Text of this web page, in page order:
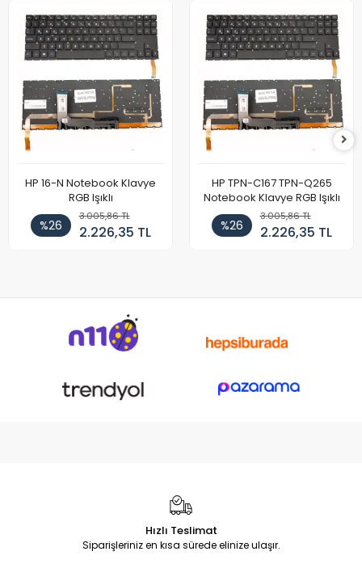
HP 16-N Notebook Klavye
RGB Işıklı
%26
3.005,86 TL
2.226,35 TL
HP TPN-C167 TPN-Q265
Notebook Klavye RGB Işıklı
%26
3.005,86 TL
2.226,35 TL
Hızlı Teslimat
Siparişleriniz en kısa sürede elinize ulaşır.